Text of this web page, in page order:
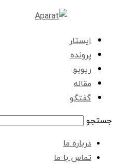
ایستار
پرونده
ریویو
مقاله
گفتگو
جستجو
درباره ما
تماس با ما